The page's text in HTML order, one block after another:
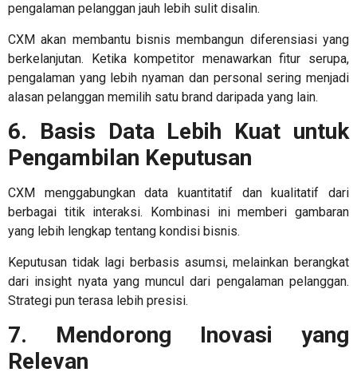
pengalaman pelanggan jauh lebih sulit disalin.
CXM akan membantu bisnis membangun diferensiasi yang
berkelanjutan. Ketika kompetitor menawarkan fitur serupa,
pengalaman yang lebih nyaman dan personal sering menjadi
alasan pelanggan memilih satu brand daripada yang lain.
6. Basis Data Lebih Kuat untuk
Pengambilan Keputusan
CXM menggabungkan data kuantitatif dan kualitatif dari
berbagai titik interaksi. Kombinasi ini memberi gambaran
yang lebih lengkap tentang kondisi bisnis.
Keputusan tidak lagi berbasis asumsi, melainkan berangkat
dari insight nyata yang muncul dari pengalaman pelanggan.
Strategi pun terasa lebih presisi.
7. Mendorong Inovasi yang
Relevan